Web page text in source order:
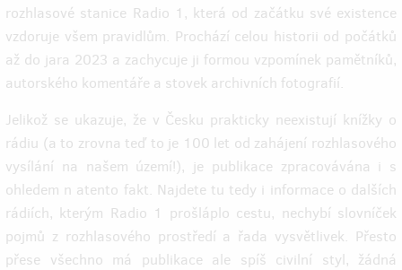
rozhlasové stanice Radio 1, která od začátku své existence
vzdoruje všem pravidlům. Prochází celou historii od počátků
až do jara 2023 a zachycuje ji formou vzpomínek pamětníků,
autorského komentáře a stovek archivních fotografií.
Jelikož se ukazuje, že v Česku prakticky neexistují knížky o
rádiu (a to zrovna teď to je 100 let od zahájení rozhlasového
vysílání na našem území!), je publikace zpracovávána i s
ohledem n atento fakt. Najdete tu tedy i informace o dalších
rádiích, kterým Radio 1 prošláplo cestu, nechybí slovníček
pojmů z rozhlasového prostředí a řada vysvětlivek. Přesto
přese všechno má publikace ale spíš civilní styl, žádná